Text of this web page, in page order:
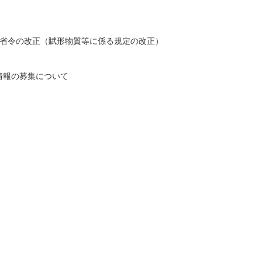
の改正（賦形物質等に係る規定の改正）
の募集について